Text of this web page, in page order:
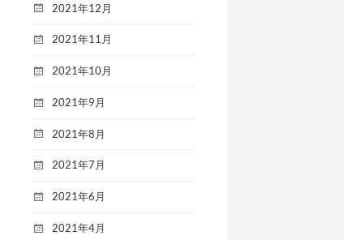
2021年12月
2021年11月
2021年10月
2021年9月
2021年8月
2021年7月
2021年6月
2021年4月